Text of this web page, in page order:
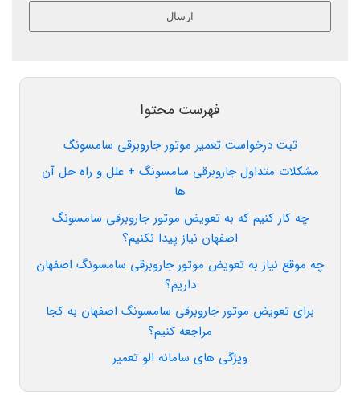
ارسال
فهرست محتوا
ثبت درخواست تعمیر موتور جاروبرقی سامسونگ
مشکلات متداول جاروبرقی سامسونگ + علل و راه حل آن
ها
چه کار کنیم که به تعویض موتور جاروبرقی سامسونگ
اصفهان نیاز پیدا نکنیم؟
چه موقع نیاز به تعویض موتور جاروبرقی سامسونگ اصفهان
داریم؟
برای تعویض موتور جاروبرقی سامسونگ اصفهان به کجا
مراجعه کنیم؟
ویژگی های سامانه الو تعمیر